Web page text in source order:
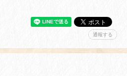
通報する